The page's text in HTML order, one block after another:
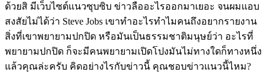
ด้วยสิ มีเว็บไซต์แนวซุบซิบ ข่าวลืออะไรออกมาเยอะ จนผมแอบ
สงสัยไม่ได้ว่า Steve Jobs เขาทำอะไรทำไมคนถึงอยากรายงาน
สิ่งที่เขาพยายามปกปิด หรือมันเป็นธรรมชาติมนุษย์ว่า อะไรที่
พยายามปกปิด ก็จะมีคนพยายามเปิดโปงมันไม่ทางใดก็ทางหนึ่ง
แล้วคุณล่ะครับ คิดอย่างไรกับข่าวนี้ คุณชอบข่าวแนวนี้ไหม?